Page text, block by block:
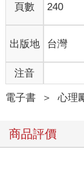
我從小就常聽周
只是我所展現的努
被貼上這種標籤。
等的努力，這是我
拚生活所換來的成
時期。
但我從小就有個
成為籃球選手的我
頁數 240
出版地 台灣
注音
電子書 ＞ 心理
商品評價